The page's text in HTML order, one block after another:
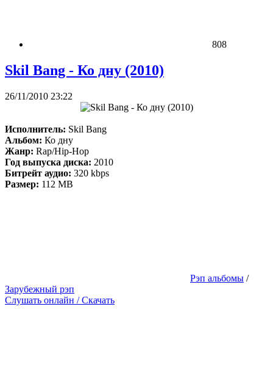
808
Skil Bang - Ко дну (2010)
26/11/2010 23:22
Исполнитель: Skil Bang
Альбом: Ко дну
Жанр: Rap/Hip-Hop
Год выпуска диска: 2010
Битрейт аудио: 320 kbps
Размер: 112 MB
Рэп альбомы /
Зарубежный рэп
Слушать онлайн / Скачать